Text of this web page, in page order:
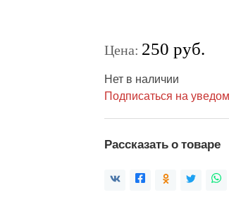
Цена: 250 руб.
Нет в наличии
Подписаться на
Рассказать о товаре